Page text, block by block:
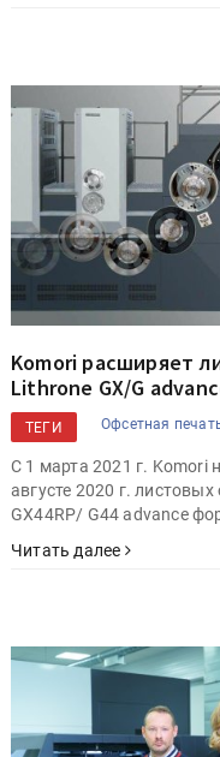
Komori расширяет
Lithrone GX/G
ТЕГИ Офсетная
С 1 марта 2021 г. Komori
августе 2020 г.
GX44RP/ G44 advance
Читать далее